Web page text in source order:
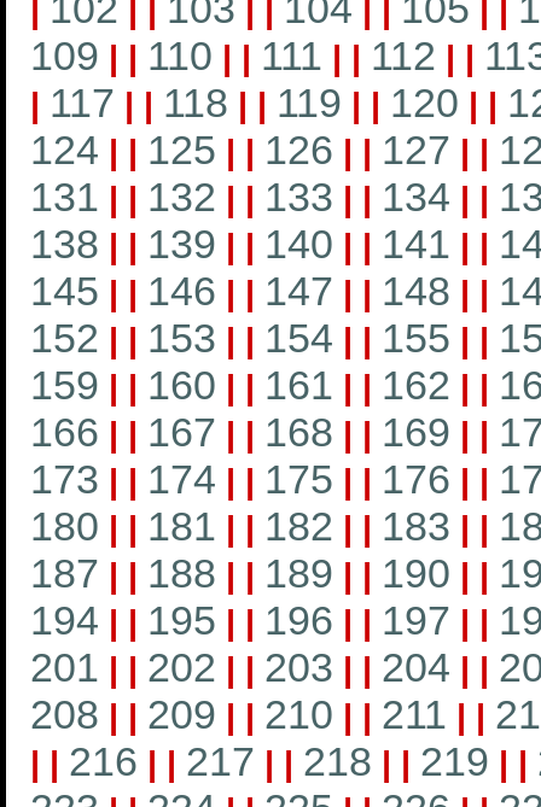
| | | | | | | | |
109 | | 110 | | 111 | | 112 | |
| 117 | | 118 | | 119 | | 120 | |
124 | | 125 | | 126 | | 127 | |
131 | | 132 | | 133 | | 134 | |
138 | | 139 | | 140 | | 141 | |
145 | | 146 | | 147 | | 148 | |
152 | | 153 | | 154 | | 155 | |
159 | | 160 | | 161 | | 162 | |
166 | | 167 | | 168 | | 169 | |
173 | | 174 | | 175 | | 176 | |
180 | | 181 | | 182 | | 183 | |
187 | | 188 | | 189 | | 190 | |
194 | | 195 | | 196 | | 197 | |
201 | | 202 | | 203 | | 204 | |
208 | | 209 | | 210 | | 211 | |
| | 216 | | 217 | | 218 | | 219 | |